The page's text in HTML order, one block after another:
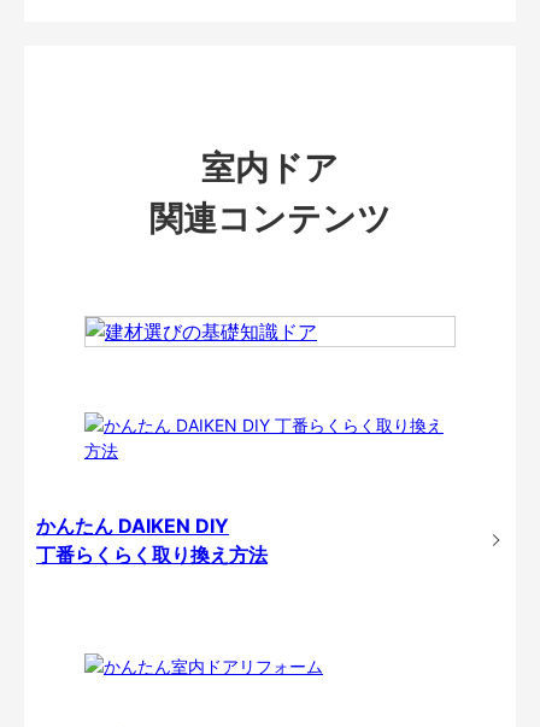
室内ドア
関連コンテンツ
かんたん DAIKEN DIY
丁番らくらく取り換え方法